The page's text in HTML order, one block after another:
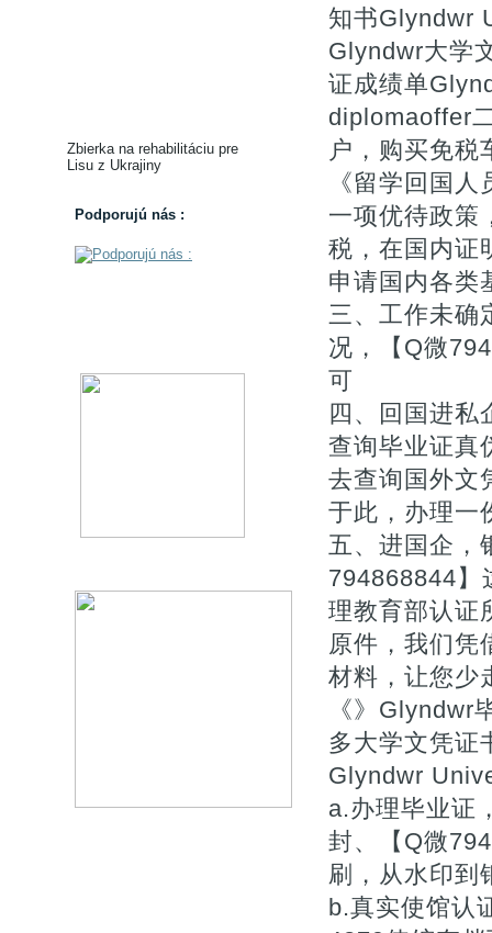
Zbierka na rehabilitáciu pre
Lisu z Ukrajiny
Podporujú nás :
知书Glyndwr
Glyndwr大学
证成绩单
diplomaoffer
户，购买免
《留学回国
一项优待政策
税，在国内证
申请国内各类
三、工作未确
况，【Q微
可
四、回国进私
查询毕业证真
去查询国外文
于此，办理一
五、进国企，
794868844】
理教育部认证
原件，我们凭
材料，让您少
《》Glyndwr
多大学文凭证
Glyndwr
a.办理毕业证
封、【Q微
刷，从水印到
b.真实使馆认